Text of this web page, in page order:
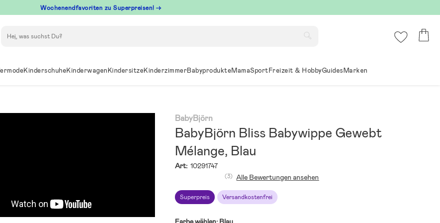
Wochenendfavoriten zu Superpreisen! →
KinderschuheKinderwagenKindersitzeKinderzimmerBabyprodukteMamaSportFreizeit & HobbyGuidesMarken
BabyBjörn
BabyBjörn Bliss Babywippe Gewebt
Mélange, Blau
Art: 10291747
Superpreis Versandkostenfrei
(3) Alle Bewertungen ansehen